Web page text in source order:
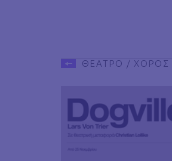
ΘΕΑΤΡΟ / ΧΟΡΟΣ